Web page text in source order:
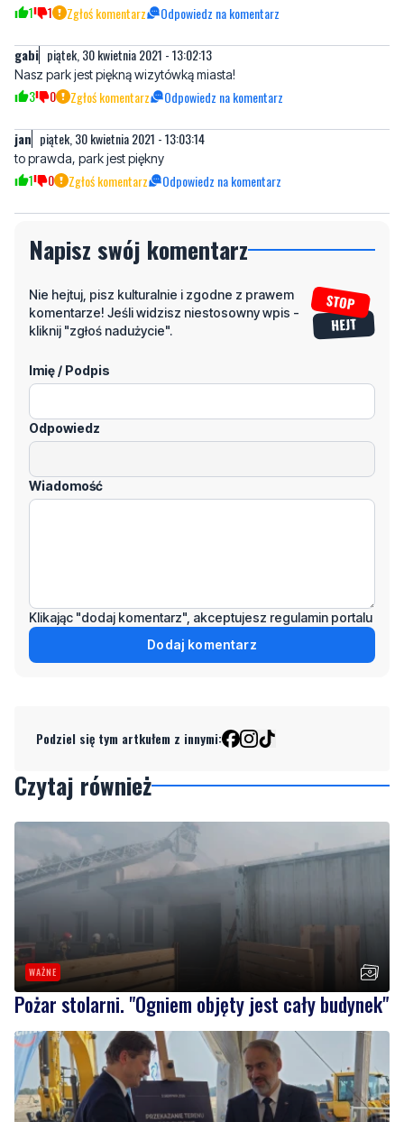
1 1 Zgłoś komentarz Odpowiedz na komentarz
gabi piątek, 30 kwietnia 2021 - 13:02:13
Nasz park jest piękną wizytówką miasta!
3 0 Zgłoś komentarz Odpowiedz na komentarz
jan piątek, 30 kwietnia 2021 - 13:03:14
to prawda, park jest piękny
1 0 Zgłoś komentarz Odpowiedz na komentarz
Napisz swój komentarz
Nie hejtuj, pisz kulturalnie i zgodne z prawem
komentarze! Jeśli widzisz niestosowny wpis -
kliknij "zgłoś nadużycie".
Imię / Podpis
Odpowiedz
Wiadomość
Klikając "dodaj komentarz", akceptujesz regulamin portalu
Dodaj komentarz
Podziel się tym artkułem z innymi:
Czytaj również
WAŻNE
Pożar stolarni. "Ogniem objęty jest cały budynek"